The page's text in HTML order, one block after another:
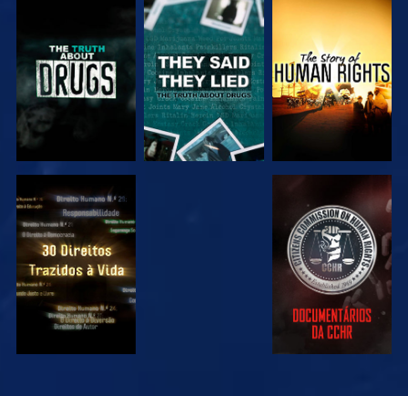
VER VER
VER VER